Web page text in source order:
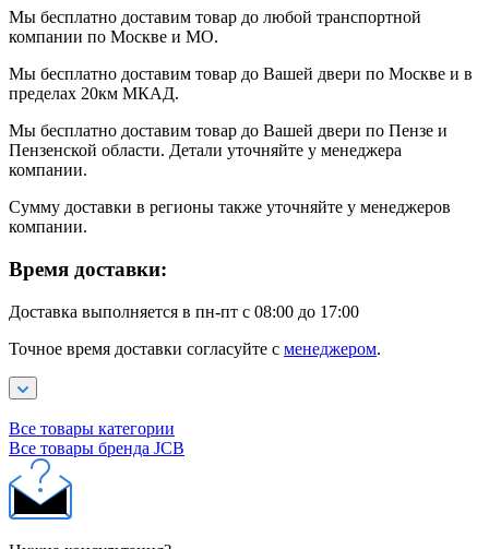
Мы бесплатно доставим товар до любой транспортной
компании по Москве и МО.
Мы бесплатно доставим товар до Вашей двери по Москве и в
пределах 20км МКАД.
Мы бесплатно доставим товар до Вашей двери по Пензе и
Пензенской области. Детали уточняйте у менеджера
компании.
Сумму доставки в регионы также уточняйте у менеджеров
компании.
Время доставки:
Доставка выполняется в пн-пт с 08:00 до 17:00
Точное время доставки согласуйте с менеджером.
Все товары категории
Все товары бренда JCB